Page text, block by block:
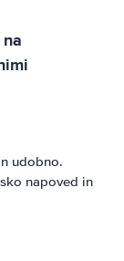
udobno.
napoved in